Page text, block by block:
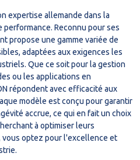
expertise allemande dans la
Reconnu pour ses
propose une gamme variée de
adaptées aux exigences les
Que ce soit pour la gestion
ou les applications en
répondent avec efficacité aux
modèle est conçu pour garantir
accrue, ce qui en fait un choix
à optimiser leurs
vous optez pour l'excellence et